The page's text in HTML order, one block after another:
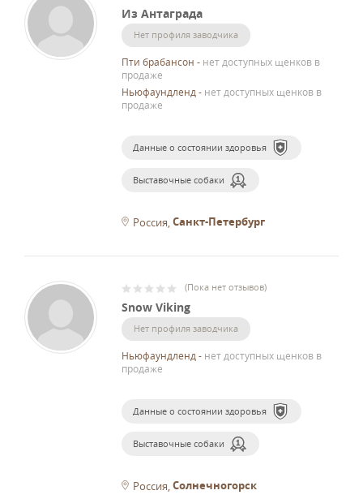
Из Антаграда
Нет профиля заводчика
Пти брабансон - нет доступных щенков в
продаже
Ньюфаундленд - нет доступных щенков в
продаже
Данные о состоянии здоровья
Выставочные собаки
Россия Санкт-Петербург
(Пока нет отзывов)
Snow Viking
Нет профиля заводчика
Ньюфаундленд - нет доступных щенков в
продаже
Данные о состоянии здоровья
Выставочные собаки
Россия Солнечногорск